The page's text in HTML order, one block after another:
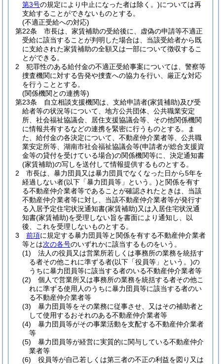
第3号の規定により中止になった者は除く。)については再
支給することができないものとする。
(不適正受給への対応)
第22条
市長は、家賃補助の受給後に、虚偽の申請等不適正
受給に該当することが判明した場合は、当該受給者から既
に支給された家賃補助の全額又は一部について徴収するこ
とができる。
2
犯罪性のある給付金の不適正受給事案については、警察等
捜査機関に対する告発や捜査への協力を行い、厳正な対応
を行うこととする。
(関係機関との連携等)
第23条
自立相談支援機関は、支給申請者(家賃補助)及び受
給者等の状況等について、地方公共団体、公共職業安定
所、社会福祉協議会、居住支援協議会等、その他関係機関
に情報共有するなどの連携を緊密に行うものとする。
ま
た、給付金の各決定について、不動産仲介業者等、公共職
業安定所等、湖南市社会福祉協議会等(申請者が総合支援資
金等の貸付を受けている場合)の関係機関等に、決定通知書
(家賃補助)の写しを送付して情報提供するものとする。
2
市長は、暴力団員又は暴力団員でなくなった日から5年を
経過しない者(以下「暴力団員等」という。)と関係を有す
る不動産仲介業者等であることが確認されたときは、当該
不動産仲介業者等に対し、当該不動産仲介業者等が発行す
る入居予定住宅状況通知書(家賃補助)又は入居住宅状況通
知書(家賃補助)を受理しない旨を書面により通知し、以
後、これを受理しないものとする。
3
前項に規定する暴力団員等と関係を有する不動産仲介業者
等とは次の各号のいずれかに該当するものをいう。
(1)
法人の役員又は営業所若しくは事務所の業務を統括す
る者その他これに準ずる者(以下「役員等」という。)の
うちに暴力団員等に該当する者のいる不動産仲介業者等
(2)
個人で営業所又は事務所の業務を統括する者その他こ
れに準ずる使用人のうちに暴力団員等に該当する者のい
る不動産仲介業者等
(3)
暴力団員等をその業務に従事させ、又はその補助者と
して使用するおそれのある不動産仲介業者等
(4)
暴力団員等がその事業活動を支配する不動産仲介業者
等
(5)
暴力団員等が経営に実質的に関与している不動産仲介
業者等
(6)
役員等が自己若しくは第三者の不正の利益を図り又は